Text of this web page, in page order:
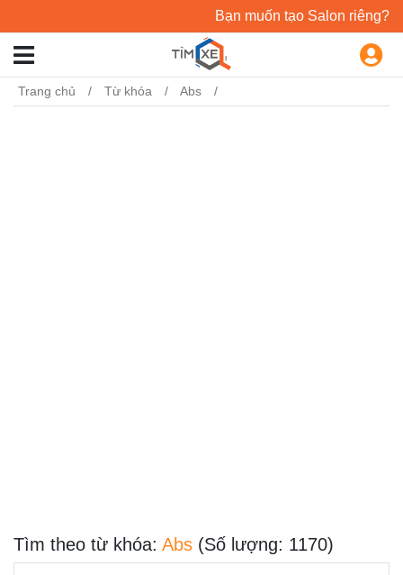
Bạn muốn tạo Salon riêng?
Trang chủ Từ khóa Abs
Tìm theo từ khóa: Abs (Số lượng: 1170)